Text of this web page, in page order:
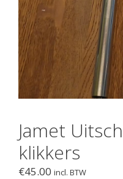
Jamet
klikkers
€45.00 incl. BTW